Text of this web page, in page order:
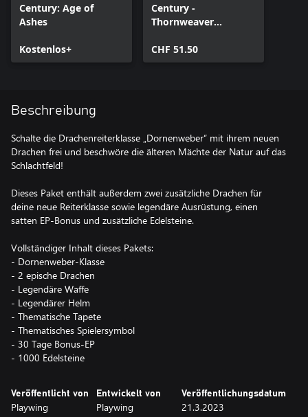
Century: Age of
Ashes
Kostenlos+
Century -
Thornweaver
CHF 51.50
Beschreibung
Schalte die Drachenreiterklasse „Dornenweber“ mit ihrem neuen
Drachen frei und beschwöre die älteren Mächte der Natur auf das
Schlachtfeld!
Dieses Paket enthält außerdem zwei zusätzliche Drachen für
deine neue Reiterklasse sowie legendäre Ausrüstung, einen
satten EP-Bonus und zusätzliche Edelsteine.
Vollständiger Inhalt dieses Pakets:
- Dornenweber-Klasse
- 2 epische Drachen
- Legendäre Waffe
- Legendärer Helm
- Thematische Tapete
- Thematisches Spielersymbol
- 30 Tage Bonus-EP
- 1000 Edelsteine
Veröffentlicht von
Playwing
Entwickelt von
Playwing
Veröffentlichungsdatum
21.3.2023